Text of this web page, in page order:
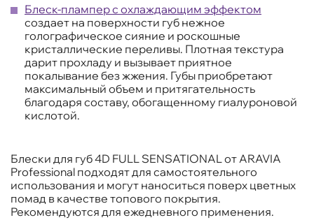
Блеск-плампер с охлаждающим эффектом
создает на поверхности губ нежное
голографическое сияние и роскошные
кристаллические переливы. Плотная текстура
дарит прохладу и вызывает приятное
покалывание без жжения. Губы приобретают
максимальный объем и притягательность
благодаря составу, обогащенному гиалуроновой
кислотой.
Блески для губ 4D FULL SENSATIONAL от ARAVIA
Professional подходят для самостоятельного
использования и могут наноситься поверх цветных
помад в качестве топового покрытия.
Рекомендуются для ежедневного применения.